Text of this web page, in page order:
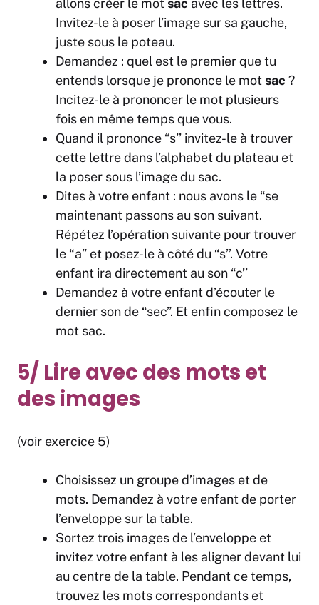
allons créer le motsac avec les lettres.
Invitez-le à poser l’image sur sa gauche,
juste sous le poteau.
Demandez : quel est le premier que tu
entends lorsque je prononce le motsac ?
Incitez-le à prononcer le mot plusieurs
fois en même temps que vous.
Quand il prononce “s’’ invitez-le à trouver
cette lettre dans l’alphabet du plateau et
la poser sous l’image du sac.
Dites à votre enfant : nous avons le “se
maintenant passons au son suivant.
Répétez l’opération suivante pour trouver
le “a” et posez-le à côté du “s’’. Votre
enfant ira directement au son “c’’
Demandez à votre enfant d’écouter le
dernier son de “sec”. Et enfin composez le
mot sac.
5/ Lire avec des mots et
des images
(voir exercice 5)
Choisissez un groupe d’images et de
mots. Demandez à votre enfant de porter
l’enveloppe sur la table.
Sortez trois images de l’enveloppe et
invitez votre enfant à les aligner devant lui
au centre de la table. Pendant ce temps,
trouvez les mots correspondants et